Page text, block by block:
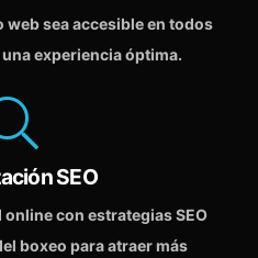
sea accesible en todos
experiencia óptima.
SEO
con estrategias SEO
boxeo para atraer más